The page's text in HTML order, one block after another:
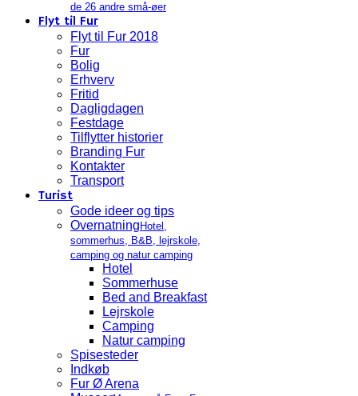
de 26 andre små-øer
Flyt til Fur
Flyt til Fur 2018
Fur
Bolig
Erhverv
Fritid
Dagligdagen
Festdage
Tilflytter historier
Branding Fur
Kontakter
Transport
Turist
Gode ideer og tips
Overnatning Hotel,
sommerhus, B&B, lejrskole,
camping og natur camping
Hotel
Sommerhuse
Bed and Breakfast
Lejrskole
Camping
Natur camping
Spisesteder
Indkøb
Fur Ø Arena